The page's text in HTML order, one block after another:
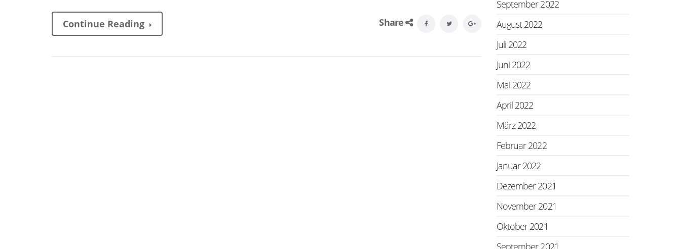
Continue Reading Share
September 2022
August 2022
Juli 2022
Juni 2022
Mai 2022
April 2022
März 2022
Februar 2022
Januar 2022
Dezember 2021
November 2021
Oktober 2021